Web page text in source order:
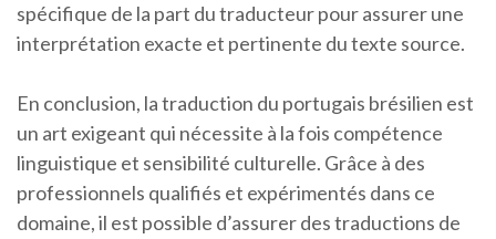
spécifique de la part du traducteur pour assurer une
interprétation exacte et pertinente du texte source.
En conclusion, la traduction du portugais brésilien est
un art exigeant qui nécessite à la fois compétence
linguistique et sensibilité culturelle. Grâce à des
professionnels qualifiés et expérimentés dans ce
domaine, il est possible d’assurer des traductions de